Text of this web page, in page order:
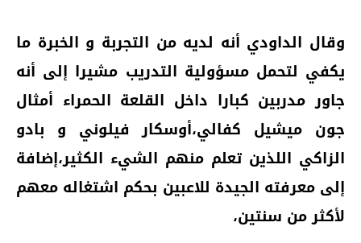
وقال الداودي أنه لديه من التجربة و الخبرة ما
يكفي لتحمل مسؤولية التدريب مشيرا إلى أنه
جاور مدربين كبارا داخل القلعة الحمراء أمثال
جون ميشيل كفالي،أوسكار فيلوني و بادو
الزاكي اللذين تعلم منهم الشيء الكثير،إضافة
إلى معرفته الجيدة للاعبين بحكم اشتغاله معهم
لأكثر من سنتين،